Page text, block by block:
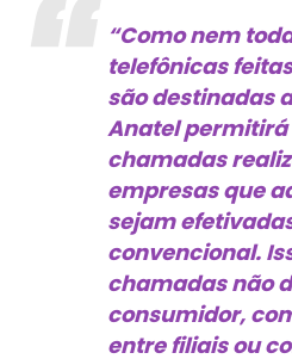
“Como nem
telefônicas
são destinadas
Anatel permitirá
chamadas
empresas que
sejam
convencional.
chamadas não
consumidor,
entre filiais ou